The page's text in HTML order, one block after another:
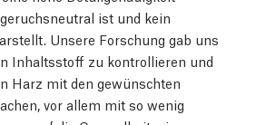
ist und kein
Unsere Forschung gab uns
Inhaltsstoff zu kontrollieren und
Harz mit den gewünschten
vor allem mit so wenig